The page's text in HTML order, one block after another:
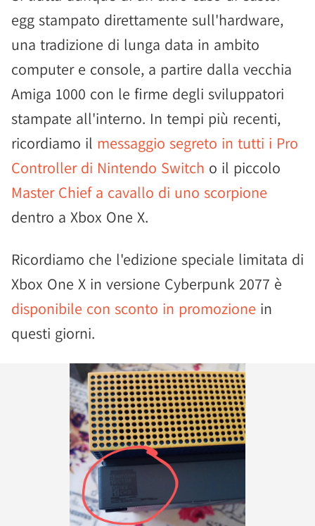
egg stampato direttamente sull'hardware,
una tradizione di lunga data in ambito
computer e console, a partire dalla vecchia
Amiga 1000 con le firme degli sviluppatori
stampate all'interno. In tempi più recenti,
ricordiamo il messaggio segreto in tutti i Pro
Controller di Nintendo Switch o il piccolo
Master Chief a cavallo di uno scorpione
dentro a Xbox One X.
Ricordiamo che l'edizione speciale limitata di
Xbox One X in versione Cyberpunk 2077 è
disponibile con sconto in promozione in
questi giorni.